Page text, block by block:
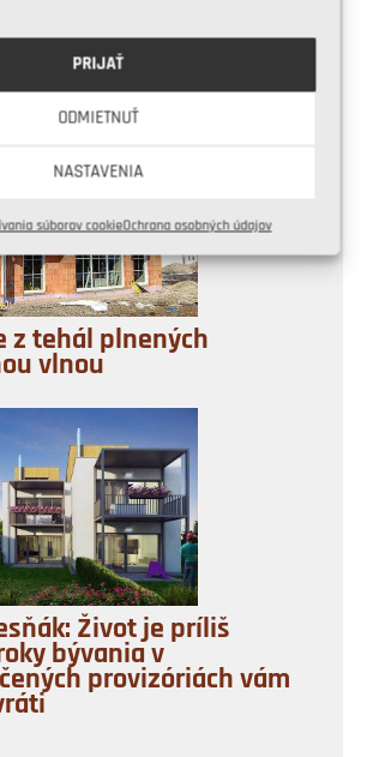
PRIJAŤ
ODMIETNUŤ
NASTAVENIA
súborov cookieOchrana osobných údajov
z rumovísk
z tehál plnených
vlnou
Život je príliš
bývania v
provizóriách vám